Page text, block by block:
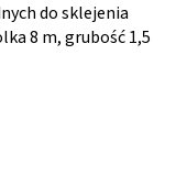
do sklejenia
8 m, grubość 1,5